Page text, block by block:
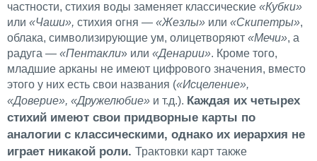
частности, стихия воды заменяет классические «Кубки»
или «Чаши», стихия огня — «Жезлы» или «Скипетры»,
облака, символизирующие ум, олицетворяют «Мечи», а
радуга — «Пентакли» или «Денарии». Кроме того,
младшие арканы не имеют цифрового значения, вместо
этого у них есть свои названия («Исцеление»,
«Доверие», «Дружелюбие» и т.д.). Каждая их четырех
стихий имеют свои придворные карты по
аналогии с классическими, однако их иерархия не
играет никакой роли. Трактовки карт также